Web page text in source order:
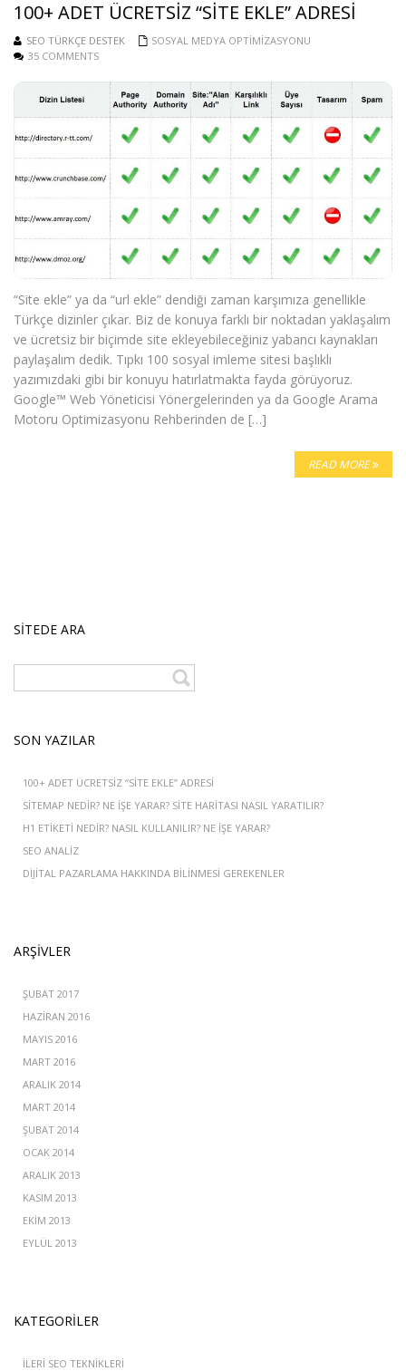
100+ ADET ÜCRETSIZ “SITE EKLE” ADRESI
SEO TÜRKÇE DESTEK
SOSYAL MEDYA OPTIMIZASYONU
35 COMMENTS
“Site ekle” ya da “url ekle” dendiği zaman karşımıza genellikle
Türkçe dizinler çıkar. Biz de konuya farklı bir noktadan yaklaşalım
ve ücretsiz bir biçimde site ekleyebileceğiniz yabancı kaynakları
paylaşalım dedik. Tıpkı 100 sosyal imleme sitesi başlıklı
yazımızdaki gibi bir konuyu hatırlatmakta fayda görüyoruz.
Google™ Web Yöneticisi Yönergelerinden ya da Google Arama
Motoru Optimizasyonu Rehberinden de […]
READ MORE
SITEDE ARA
SON YAZILAR
100+ ADET ÜCRETSIZ “SITE EKLE” ADRESI
SITEMAP NEDIR? NE IŞE YARAR? SITE HARITASI NASIL YARATILIR?
H1 ETIKETI NEDIR? NASIL KULLANILIR? NE İŞE YARAR?
SEO ANALIZ
DIJITAL PAZARLAMA HAKKINDA BILINMESI GEREKENLER
ARŞIVLER
ŞUBAT 2017
HAZIRAN 2016
MAYIS 2016
MART 2016
ARALIK 2014
MART 2014
ŞUBAT 2014
OCAK 2014
ARALIK 2013
KASIM 2013
EKIM 2013
EYLÜL 2013
KATEGORILER
İLERI SEO TEKNIKLERI